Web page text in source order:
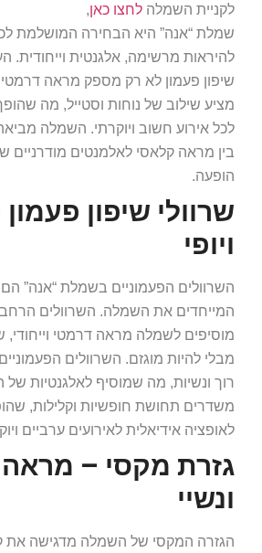
לקניית השמלה לחצו כאן,
שמלת “אנה” היא הבחירה המושלמת
להיראות מרשימה, אלגנטית וייחודית.
שיפון פעמון לא רק מספק מראה
מציע שילוב של נוחות וסטייל, מה
לכל אירוע חשוב ויוקרתי. השמלה
בין מראה קלאסי לאלמנטים מודרניים
הופעה.
שרוולי שיפון
ויופי
השרוולים הפעמוניים בשמלת “אנה”
המייחדים את השמלה. השרוולים
מוסיפים לשמלה מראה דרמטי
מבלי להיות מוגזם. השרוולים
רוך ונשיות, מה שמוסיף לאלגנטיות
משדרים תחושת חופשיות וקלילות,
לאופציה אידיאלית לאירועים ערביים
גזרת מקסי –
ונשיי
הגזרה המקסי של השמלה מדגישה את